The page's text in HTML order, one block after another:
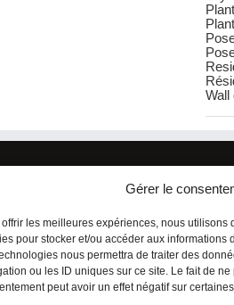
Gérer le
offrir les meilleures expériences, nous
pour stocker et/ou accéder aux informations
nous permettra de traiter des
ou les ID uniques sur ce site. Le fait de
peut avoir un effet négatif sur
Wall
Politique de cookies